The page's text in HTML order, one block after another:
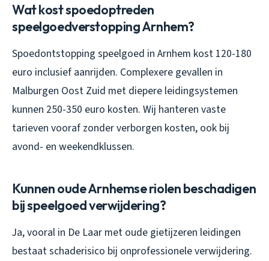
Wat kost spoedoptreden
speelgoedverstopping Arnhem?
Spoedontstopping speelgoed in Arnhem kost 120-180
euro inclusief aanrijden. Complexere gevallen in
Malburgen Oost Zuid met diepere leidingsystemen
kunnen 250-350 euro kosten. Wij hanteren vaste
tarieven vooraf zonder verborgen kosten, ook bij
avond- en weekendklussen.
Kunnen oude Arnhemse riolen beschadigen
bij speelgoed verwijdering?
Ja, vooral in De Laar met oude gietijzeren leidingen
bestaat schaderisico bij onprofessionele verwijdering.